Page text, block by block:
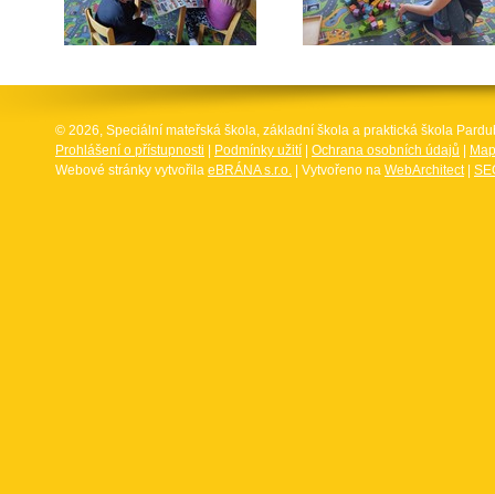
© 2026, Speciální mateřská škola, základní škola a praktická škola
Prohlášení o přístupnosti
Podmínky užití Ochrana osobních údajů
Webové stránky vytvořila eBRÁNA s.r.o. | Vytvořeno na WebArchitect|